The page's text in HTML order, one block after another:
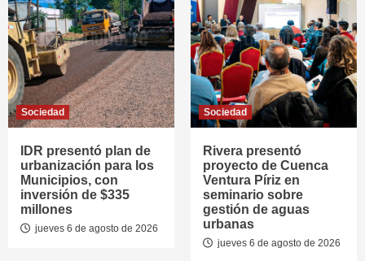
Sociedad
IDR presentó plan de
urbanización para los
Municipios, con
inversión de $335
millones
jueves 6 de agosto de 2026
Sociedad
Rivera presentó
proyecto de Cuenca
Ventura Píriz en
seminario sobre
gestión de aguas
urbanas
jueves 6 de agosto de 2026